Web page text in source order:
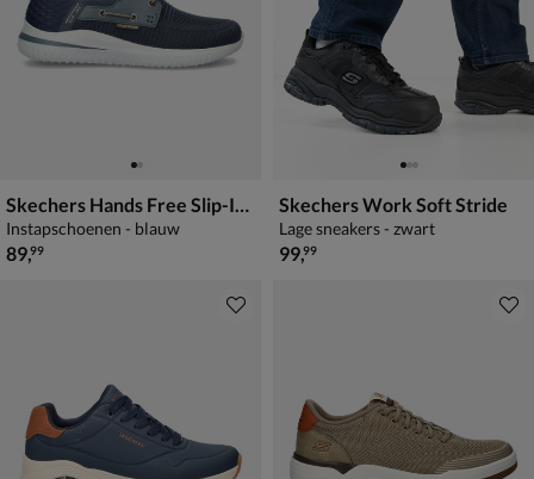
Skechers Hands Free Slip-Ins Delson 3.0
Instapschoenen - blauw
€ 89,99
89,99
Skechers Work Soft Stride
Lage sneakers - zwart
€ 99,99
99,99